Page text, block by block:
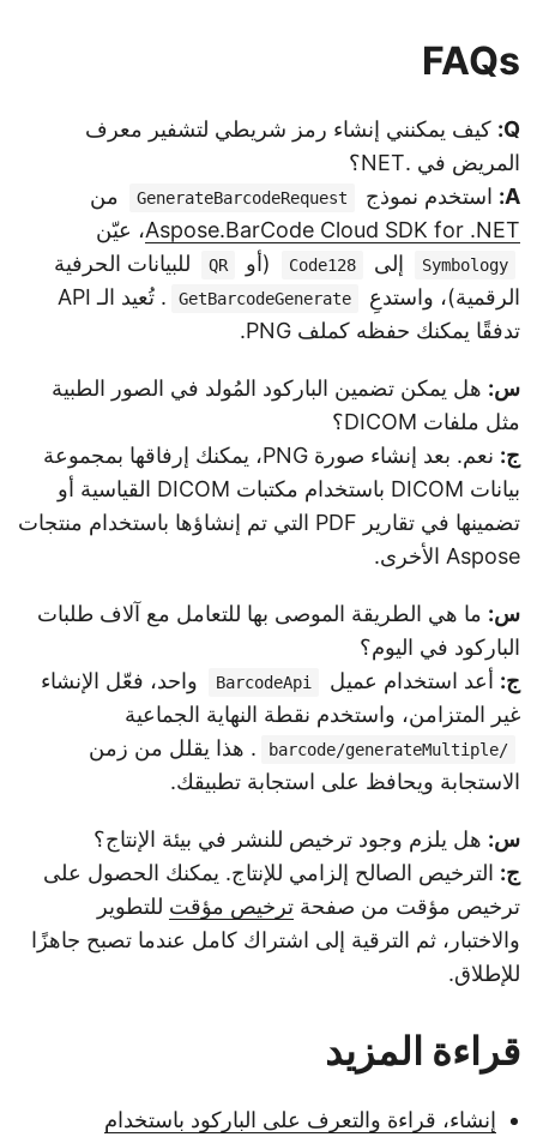
FAQs
Q: كيف يمكنني إنشاء رمز شريطي لتشفير معرف
المريض في .NET؟
A: استخدم نموذج GenerateBarcodeRequest
من
Aspose.BarCode Cloud SDK for .NET، عيّن
Symbology إلى Code128 (أو QR
للبيانات الحرفية
الرقمية)، واستدعِ
GetBarcodeGenerate
. تُعيد الـ API
تدفقًا يمكنك حفظه كملف PNG.
س:هل يمكن تضمين الباركود المُولد في الصور الطبية
مثل ملفات DICOM؟
ج:
نعم. بعد إنشاء صورة PNG، يمكنك إرفاقها بمجموعة
بيانات DICOM باستخدام مكتبات DICOM القياسية أو
تضمينها في تقارير PDF التي تم إنشاؤها باستخدام منتجات
Aspose الأخرى.
س:ما هي الطريقة الموصى بها للتعامل مع آلاف طلبات
الباركود في اليوم؟
ج:أعد استخدام عميل BarcodeApi
واحد، فعّل الإنشاء
غير المتزامن، واستخدم نقطة النهاية الجماعية
. هذا يقلل من زمن
الاستجابة ويحافظ على استجابة تطبيقك.
س:هل يلزم وجود ترخيص للنشر في بيئة الإنتاج؟
ج:الترخيص الصالح إلزامي للإنتاج. يمكنك الحصول على
ترخيص مؤقت من صفحةترخيص مؤقتللتطوير
والاختبار، ثم الترقية إلى اشتراك كامل عندما تصبح جاهزًا
للإطلاق.
قراءة المزيد
إنشاء، قراءة والتعرف على الباركود باستخدام